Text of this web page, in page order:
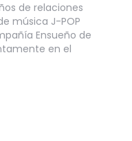
de relaciones
música J-POP
Ensueño de
en el